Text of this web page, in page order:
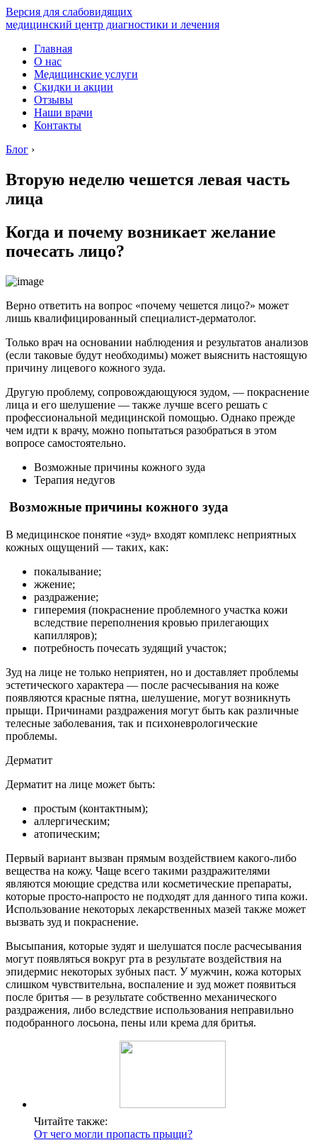
Версия для слабовидящих
медицинский центр диагностики и лечения
Главная
О нас
Медицинские услуги
Скидки и акции
Отзывы
Наши врачи
Контакты
Блог ›
Вторую неделю чешется левая часть
лица
Когда и почему возникает желание
почесать лицо?
Верно ответить на вопрос «почему чешется лицо?» может
лишь квалифицированный специалист-дерматолог.
Только врач на основании наблюдения и результатов анализов
(если таковые будут необходимы) может выяснить настоящую
причину лицевого кожного зуда.
Другую проблему, сопровождающуюся зудом, — покраснение
лица и его шелушение — также лучше всего решать с
профессиональной медицинской помощью. Однако прежде
чем идти к врачу, можно попытаться разобраться в этом
вопросе самостоятельно.
Возможные причины кожного зуда
Терапия недугов
Возможные причины кожного зуда
В медицинское понятие «зуд» входят комплекс неприятных
кожных ощущений — таких, как:
покалывание;
жжение;
раздражение;
гиперемия (покраснение проблемного участка кожи
вследствие переполнения кровью прилегающих
капилляров);
потребность почесать зудящий участок;
Зуд на лице не только неприятен, но и доставляет проблемы
эстетического характера — после расчесывания на коже
появляются красные пятна, шелушение, могут возникнуть
прыщи. Причинами раздражения могут быть как различные
телесные заболевания, так и психоневрологические
проблемы.
Дерматит
Дерматит на лице может быть:
простым (контактным);
аллергическим;
атопическим;
Первый вариант вызван прямым воздействием какого-либо
вещества на кожу. Чаще всего такими раздражителями
являются моющие средства или косметические препараты,
которые просто-напросто не подходят для данного типа кожи.
Использование некоторых лекарственных мазей также может
вызвать зуд и покраснение.
Высыпания, которые зудят и шелушатся после расчесывания
могут появляться вокруг рта в результате воздействия на
эпидермис некоторых зубных паст. У мужчин, кожа которых
слишком чувствительна, воспаление и зуд может появиться
после бритья — в результате собственно механического
раздражения, либо вследствие использования неправильно
подобранного лосьона, пены или крема для бритья.
Читайте также:
От чего могли пропасть прыщи?